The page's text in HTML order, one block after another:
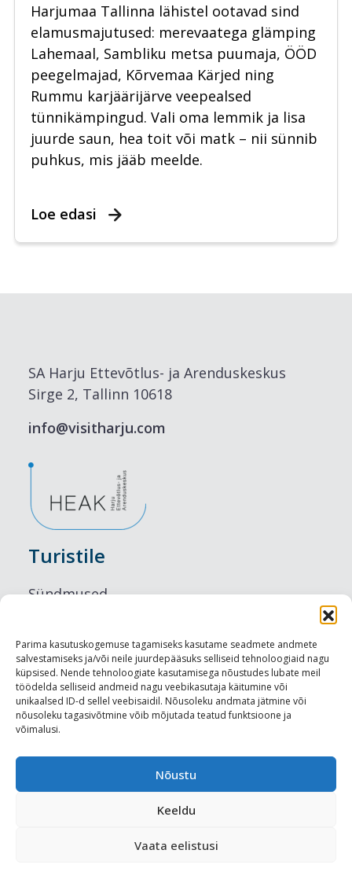
Parima kasutuskogemuse tagamiseks kasutame seadmete andmete
salvestamiseks ja/või neile juurdepääsuks selliseid tehnoloogiaid nagu
küpsised. Nende tehnoloogiate kasutamisega nõustudes lubate meil
töödelda selliseid andmeid nagu veebikasutaja käitumine või
unikaalsed ID-d sellel veebisaidil. Nõusoleku andmata jätmine või
nõusoleku tagasivõtmine võib mõjutada teatud funktsioone ja
võimalusi.
Nõustu
Keeldu
Vaata eelistusi
Harjumaa Tallinna lähistel ootavad sind
elamusmajutused: merevaatega glämping
Lahemaal, Sambliku metsa puumaja, ÖÖD
peegelmajad, Kõrvemaa Kärjed ning
Rummu karjäärijärve veepealsed
tünnikämpingud. Vali oma lemmik ja lisa
juurde saun, hea toit või matk – nii sünnib
puhkus, mis jääb meelde.
Loe edasi
SA Harju Ettevõtlus- ja Arenduskeskus
Sirge 2, Tallinn 10618
info@visitharju.com
Turistile
Sündmused
Maitseelamused
Vaatamisväärsused
Visit Tallinn
Turismiprofessionaalile
Harju-, Rapla- ja Läänemaa DMO
Meediakajastused